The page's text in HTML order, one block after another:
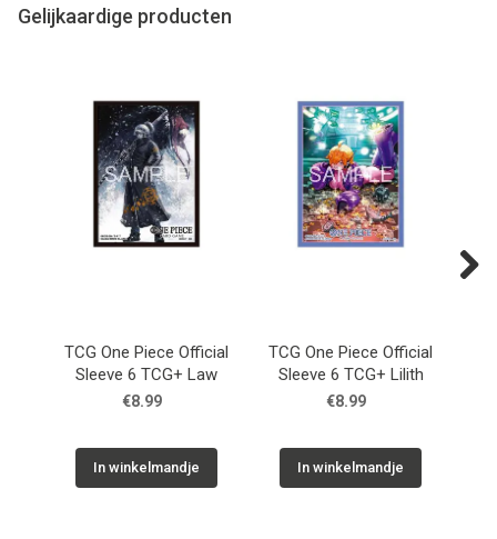
Gelijkaardige producten
TCG One Piece Official
Sleeve 6 TCG+ Law
€8.99
In winkelmandje
TCG One Piece Official
Sleeve 6 TCG+ Lilith
€8.99
In winkelmandje